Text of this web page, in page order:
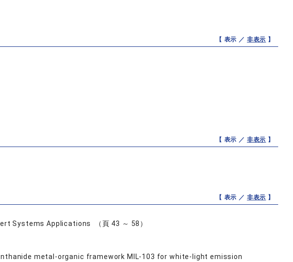
【 表示 ／ 非表示 】
【 表示 ／ 非表示 】
【 表示 ／ 非表示 】
Systems Applications （頁 43 ～ 58）
metal-organic framework MIL-103 for white-light emission